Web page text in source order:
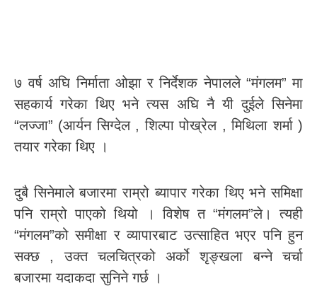
७ वर्ष अघि निर्माता ओझा र निर्देशक नेपालले “मंगलम” मा
सहकार्य गरेका थिए भने त्यस अघि नै यी दुईले सिनेमा
“लज्जा” (आर्यन सिग्देल , शिल्पा पोख्रेल , मिथिला शर्मा )
तयार गरेका थिए ।
दुबै सिनेमाले बजारमा राम्रो ब्यापार गरेका थिए भने समिक्षा
पनि राम्रो पाएको थियो । विशेष त “मंगलम”ले। त्यही
“मंगलम”को समीक्षा र व्यापारबाट उत्साहित भएर पनि हुन
सक्छ , उक्त चलचित्रको अर्को शृङ्खला बन्ने चर्चा
बजारमा यदाकदा सुनिने गर्छ ।